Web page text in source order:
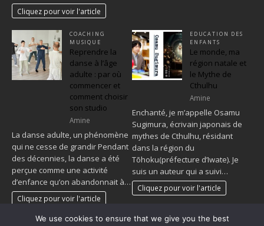
Cliquez pour voir l'article
COACHING
MUSIQUE
Reprendre la
danse à l’âge
adulte : par où
commencer et
comment choisir
son studio
Amine
La danse adulte, un phénomène
qui ne cesse de grandir Pendant
des décennies, la danse a été
perçue comme une activité
d’enfance qu’on abandonnait à…
Cliquez pour voir l'article
EDUCATION DES
ENFANTS
Le monde, ma
région natale et
le Mythe de
Cthulhu
Amine
Enchanté, je m’appelle Osamu
Sugimura, écrivain japonais de
mythes de Cthulhu, résidant
dans la région du
Tōhoku(préfecture d’Iwate). Je
suis un auteur qui a suivi…
Cliquez pour voir l'article
We use cookies to ensure that we give you the best